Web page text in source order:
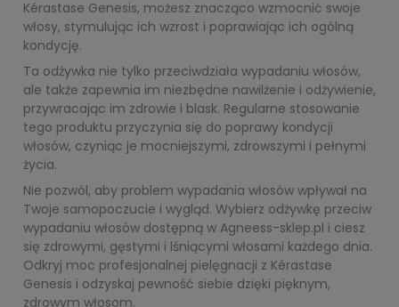
Kérastase Genesis, możesz znacząco wzmocnić swoje
włosy, stymulując ich wzrost i poprawiając ich ogólną
kondycję.
Ta odżywka nie tylko przeciwdziała wypadaniu włosów,
ale także zapewnia im niezbędne nawilżenie i odżywienie,
przywracając im zdrowie i blask. Regularne stosowanie
tego produktu przyczynia się do poprawy kondycji
włosów, czyniąc je mocniejszymi, zdrowszymi i pełnymi
życia.
Nie pozwól, aby problem wypadania włosów wpływał na
Twoje samopoczucie i wygląd. Wybierz odżywkę przeciw
wypadaniu włosów dostępną w Agneess-sklep.pl i ciesz
się zdrowymi, gęstymi i lśniącymi włosami każdego dnia.
Odkryj moc profesjonalnej pielęgnacji z Kérastase
Genesis i odzyskaj pewność siebie dzięki pięknym,
zdrowym włosom.